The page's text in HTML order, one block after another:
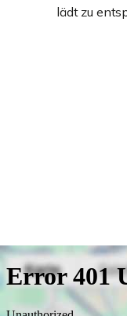
lädt zu